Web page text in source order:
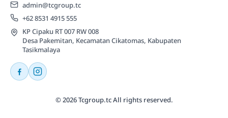
admin@tcgroup.tc
+62 8531 4915 555
KP Cipaku RT 007 RW 008
Desa Pakemitan, Kecamatan Cikatomas, Kabupaten
Tasikmalaya
© 2026 Tcgroup.tc All rights reserved.